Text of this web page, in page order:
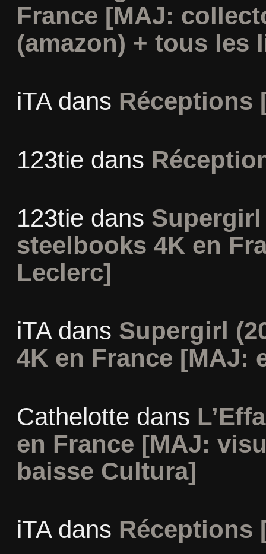
France [MAJ:
(amazon) + tous les
iTAdans Réceptions
123tie dans
123tie dans
steelbooks 4K en
Leclerc]
iTAdans Supergirl
4K en France [MAJ:
Cathelotte dans
en France [MAJ:
baisse Cultura]
iTAdans Réceptions